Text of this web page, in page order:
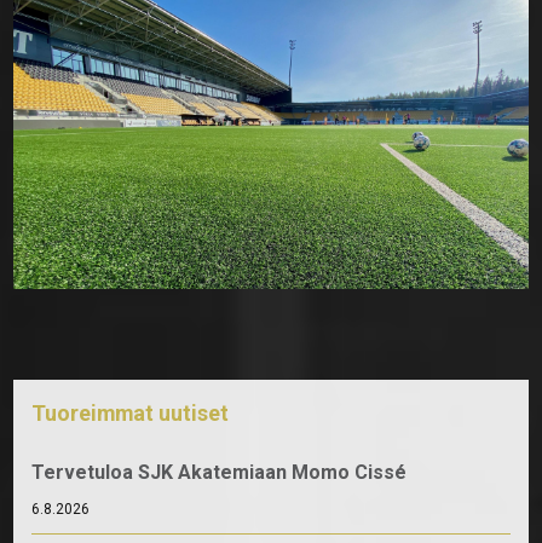
Tuoreimmat uutiset
Tervetuloa SJK Akatemiaan Momo Cissé
6.8.2026